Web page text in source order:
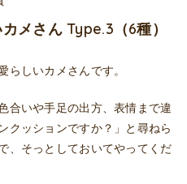
メさん Type.3（6種）
らしいカメさんです。
合いや手足の出方、表情まで違
クッションですか？」と尋ねら
、そっとしておいてやってくだ